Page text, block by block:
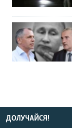
ДОЛУЧАЙСЯ!